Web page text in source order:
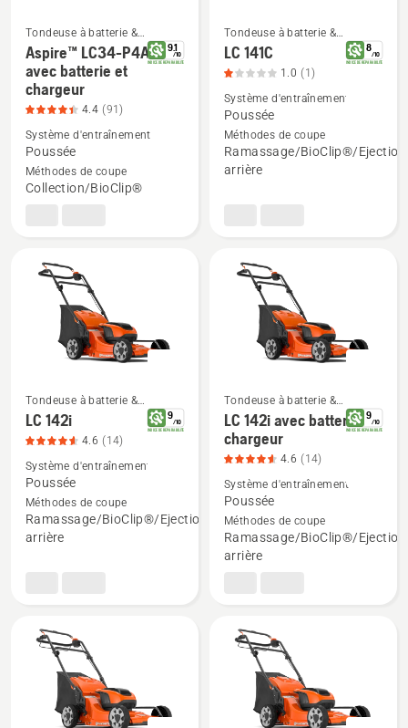
Voir
plus
de
détails
sur
Aspire™
batterie
chargeur,
4.4
sur
9.1
/10
INDICE DE REPARABILITE
Tondeuse à batterie &
Tondeuse à gazon électrique
Aspire™ LC34-P4A
avec batterie et
chargeur
4.4 (91)
Système d'entraînement
Poussée
Méthodes de coupe
Collection/BioClip®
Voir
plus
de
détails
sur
LC 141C,
8
/10
INDICE DE REPARABILITE
Tondeuse à batterie &
Tondeuse à gazon électrique
LC 141C
1.0 (1)
Système d'entraînement
Poussée
Méthodes de coupe
Ramassage/BioClip®/Ejection
arrière
Voir
plus
de
détails
sur
LC 142i,
9
/10
INDICE DE REPARABILITE
Tondeuse à batterie &
Tondeuse à gazon électrique
LC 142i
4.6 (14)
Système d'entraînement
Poussée
Méthodes de coupe
Ramassage/BioClip®/Ejection
arrière
Voir
plus
de
détails
sur
LC 142i
chargeur,
produit
9
/10
INDICE DE REPARABILITE
Tondeuse à batterie &
Tondeuse à gazon électrique
LC 142i avec batterie et
chargeur
4.6 (14)
Système d'entraînement
Poussée
Méthodes de coupe
Ramassage/BioClip®/Ejection
arrière